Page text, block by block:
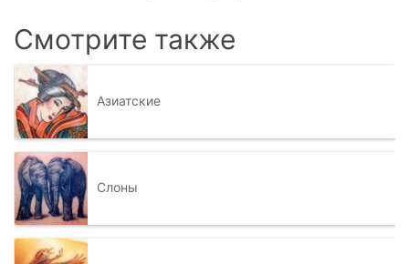
Смотрите также
Азиатские
Слоны